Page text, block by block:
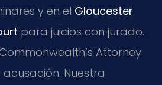
y en el Gloucester
para juicios con jurado.
Attorney
Nuestra